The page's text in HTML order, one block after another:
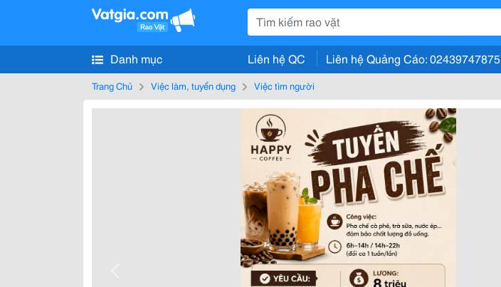
Danh mục Liên hệ QC Liên hệ Quảng Cáo: 02439747875
Trang Chủ Việc làm, tuyển dụng Việc tìm người